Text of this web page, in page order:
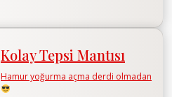
Kolay Tepsi Mantısı
Hamur yoğurma açma derdi olmadan